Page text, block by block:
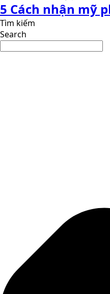
5 Cách nhận mỹ
Tìm kiếm
Search